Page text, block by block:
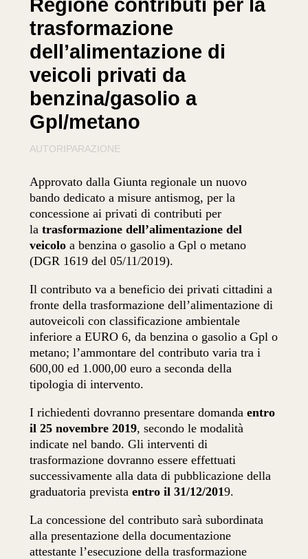
Regione contributi per la
trasformazione
dell’alimentazione di
veicoli privati da
benzina/gasolio a
Gpl/metano
AUTORIPARAZIONE
Approvato dalla Giunta regionale un nuovo
bando dedicato a misure antismog, per la
concessione ai privati di contributi per
latrasformazione dell’alimentazione del
veicolo a benzina o gasolio a Gpl o metano
(DGR 1619 del 05/11/2019).
Il contributo va a beneficio dei privati cittadini a
fronte della trasformazione dell’alimentazione di
autoveicoli con classificazione ambientale
inferiore a EURO 6, da benzina o gasolio a Gpl o
metano; l’ammontare del contributo varia tra i
600,00 ed 1.000,00 euro a seconda della
tipologia di intervento.
I richiedenti dovranno presentare domandaentro
il 25 novembre 2019, secondo le modalità
indicate nel bando. Gli interventi di
trasformazione dovranno essere effettuati
successivamente alla data di pubblicazione della
graduatoria previstaentro il 31/12/2019.
La concessione del contributo sarà subordinata
alla presentazione della documentazione
attestante l’esecuzione della trasformazione